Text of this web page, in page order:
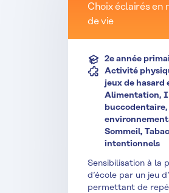
Choix éclairés en
de vie
2e année
Activité
jeux de hasard
Alimentation,
buccodentaire,
Sommeil,
intentionnels
Sensibilisation à la
d’école par un jeu
permettant de